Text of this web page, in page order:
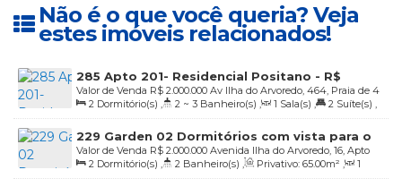
Não é o que você queria? Veja
estes imóveis relacionados!
285 Apto 201- Residencial Positano - R$
2.000.000,00
R$ 2.000.000
Valor de Venda
Av Ilha do Arvoredo, 464, Praia de 4
Ilhas, Bombinhas, Santa Catarina, Brasil
2 Dormitório(s) 2 ~ 3 Banheiro(s) 1 Sala(s) 2 Suíte(s)
2 Vaga(s) , 20mDistância do Mar
229 Garden 02 Dormitórios com vista para o
mar - Residencial Algas Marinhas - R$
2.000.000,00
R$ 2.000.000
Valor de Venda
Avenida Ilha do Arvoredo, 16, Apto
101, 88215-000, Praia de 4 Ilhas, Bombinhas, Santa Catarina, Brasil
2 Dormitório(s) 2 Banheiro(s) Privativo: 65.00m²
1
Sala(s) , 1 Suíte(s) , Total: 85.00m² , 1 Vaga(s) ,
30m